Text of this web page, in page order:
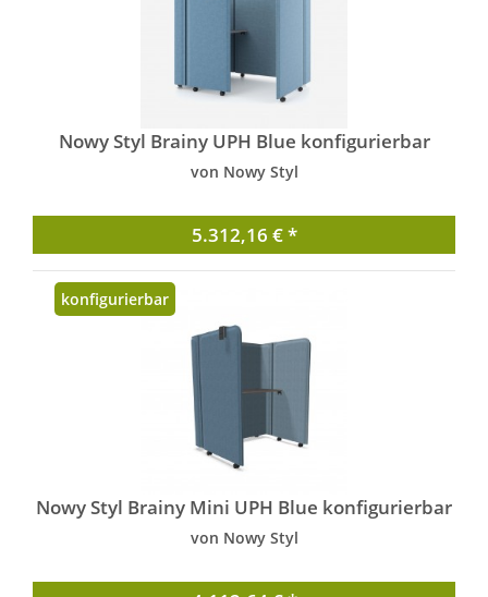
Nowy Styl Brainy UPH Blue konfigurierbar
von Nowy Styl
5.312,16 € *
Nowy Styl Brainy Mini UPH Blue konfigurierbar
von Nowy Styl
konfigurierbar